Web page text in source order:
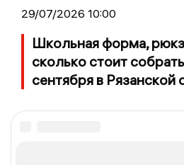
29/07/2026 10:00
Школьная форма,
сколько стоит
сентября в Рязанской